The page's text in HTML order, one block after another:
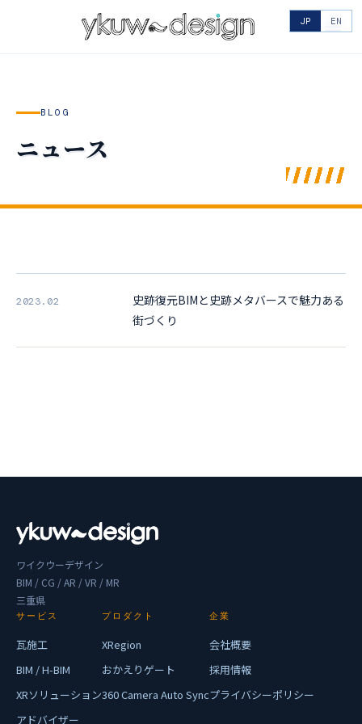
JP EN
BLOG
ニュース
2023.02
史跡復元BIMと史跡メタバースで魅力ある
街づくり
ワイクウーデザイン
BIM / CG / AR / VR / MR
三重県
サービス
瓦施工
BIM / H-BIM
XRソリューション
アドバイザー
プロダクト
XRegion
おかえりゲート
360 Camera Auto Sync
企業
会社概要
採用情報
プライバシーポリシー